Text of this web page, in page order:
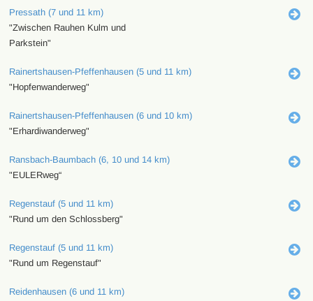
Pressath (7 und 11 km)
"Zwischen Rauhen Kulm und
Parkstein"
Rainertshausen-Pfeffenhausen (5 und 11 km)
"Hopfenwanderweg"
Rainertshausen-Pfeffenhausen (6 und 10 km)
"Erhardiwanderweg"
Ransbach-Baumbach (6, 10 und 14 km)
"EULERweg“
Regenstauf (5 und 11 km)
"Rund um den Schlossberg"
Regenstauf (5 und 11 km)
"Rund um Regenstauf"
Reidenhausen (6 und 11 km)